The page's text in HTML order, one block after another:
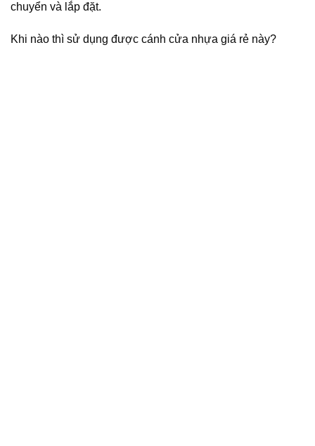
chuyển và lắp đặt.
Khi nào thì sử dụng được cánh cửa nhựa giá rẻ này?